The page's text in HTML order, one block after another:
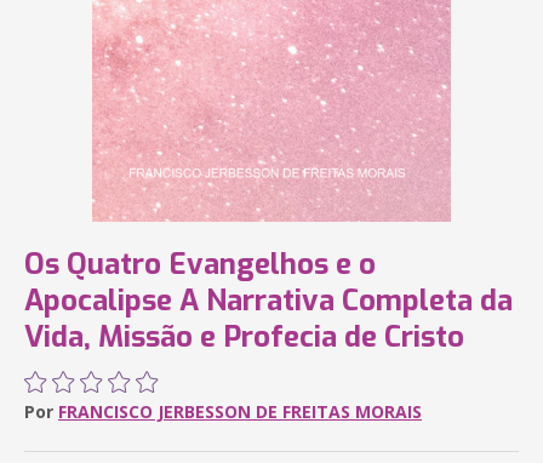
Os Quatro Evangelhos e o
Apocalipse A Narrativa Completa da
Vida, Missão e Profecia de Cristo
Por FRANCISCO JERBESSON DE FREITAS MORAIS